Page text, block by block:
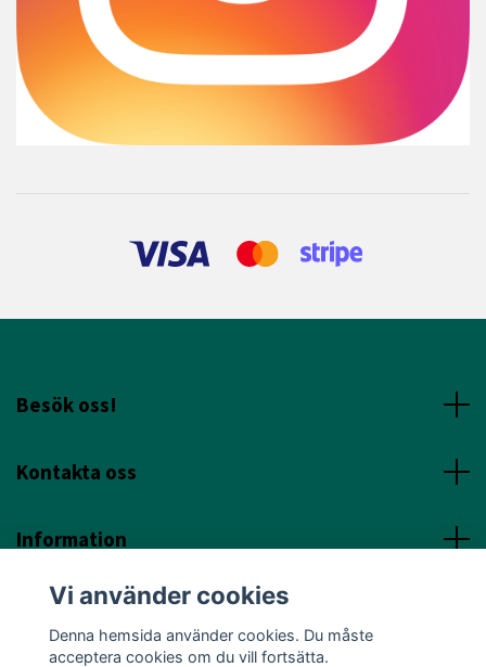
Besök oss!
Kontakta oss
Information
Sociala Media
Vi använder cookies
Denna hemsida använder cookies. Du måste
acceptera cookies om du vill fortsätta.